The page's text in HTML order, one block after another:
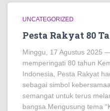
UNCATEGORIZED
Pesta Rakyat 80
Minggu, 17 Agustus 2025
memperingati 80 tahun
Indonesia, Pesta Rakyat
sebagai simbol
semangat untuk terus
bangsa.Mengusung tema